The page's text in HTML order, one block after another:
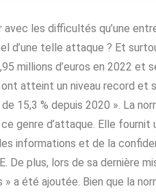
les difficultés qu’une
d’une telle attaque ? Et
millions d’euros en 2022 et
atteint un niveau record et
15,3 % depuis 2020 ». La
genre d’attaque. Elle
informations et de la
De plus, lors de sa dernière
a été ajoutée. Bien que la